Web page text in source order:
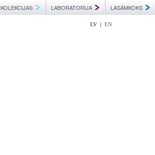
KOLEKCIJAS LABORATORIJA LASĀMKOKS
LV | EN